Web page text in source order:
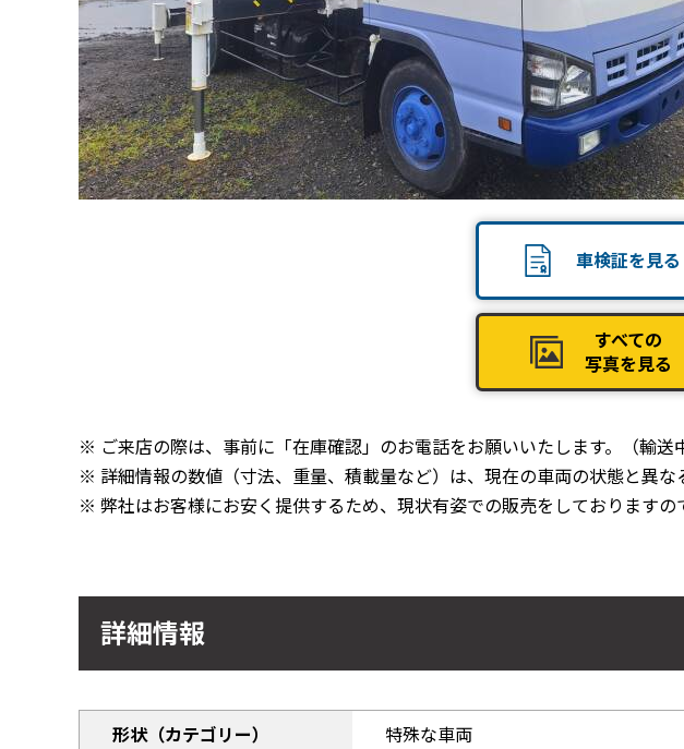
車検証を見る
すべての
写真を見る
※ ご来店の際は、事前に「在庫確認」のお電話をお願いいたします。（輸送
※ 詳細情報の数値（寸法、重量、積載量など）は、現在の車両の状態と異
※ 弊社はお客様にお安く提供するため、現状有姿での販売をしておりますの
詳細情報
形状（カテゴリー） 特殊な車両